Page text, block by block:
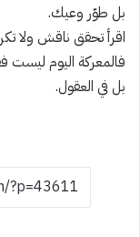
بل طوّر وعيك.
اقرأ تحقق ناقش ولا
فالمعركة اليوم
بل في العقول.